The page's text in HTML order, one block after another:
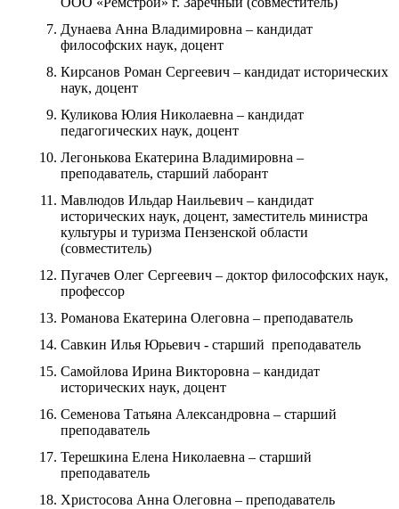
Дунаева Анна Владимировна – кандидат
философских наук, доцент
Кирсанов Роман Сергеевич – кандидат исторических
наук, доцент
Куликова Юлия Николаевна – кандидат
педагогических наук, доцент
Легонькова Екатерина Владимировна –
преподаватель, старший лаборант
Мавлюдов Ильдар Наильевич – кандидат
исторических наук, доцент, заместитель министра
культуры и туризма Пензенской области
(совместитель)
Пугачев Олег Сергеевич – доктор философских наук,
профессор
Романова Екатерина Олеговна – преподаватель
Савкин Илья Юрьевич - старший преподаватель
Самойлова Ирина Викторовна – кандидат
исторических наук, доцент
Семенова Татьяна Александровна – старший
преподаватель
Терешкина Елена Николаевна – старший
преподаватель
Христосова Анна Олеговна – преподаватель